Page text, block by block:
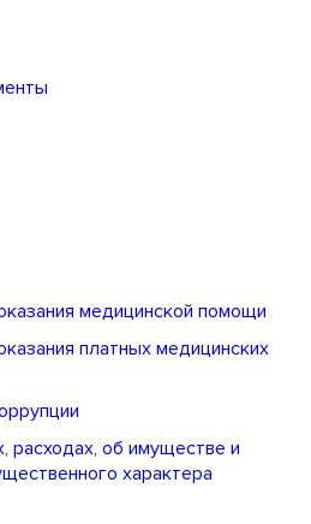
медицинской помощи
платных медицинских
расходах, об имуществе и
характера